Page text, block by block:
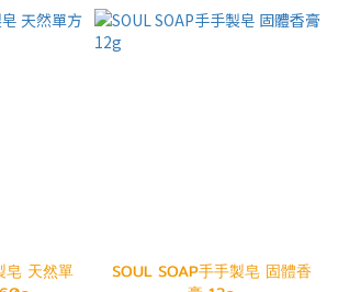
皂 天然單
SOUL SOAP手手製皂 固體香